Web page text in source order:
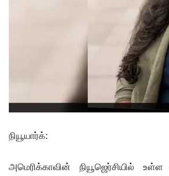
நியூயார்க்:
அமெரிக்காவின் நியூஜெர்சியில்